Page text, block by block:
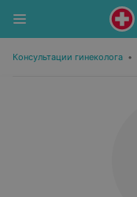
Консультации гинеколога •